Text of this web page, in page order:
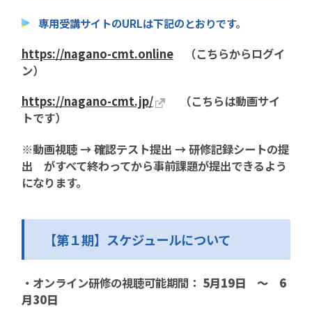
専用受講サイトのURLは下記のとおりです。
https://nagano-cmt.online（こちらからログイ
ン）
https://nagano-cmt.jp/
（こちらは動画サイ
トです）
※動画視聴 → 確認テスト提出 → 研修記録シートの提
出 がすべて終わってから事前課題が提出できるよう
になります。
【第１期】スケジュールについて
・オンライン研修の視聴可能期間： 5月19日 ～ 6
月30日